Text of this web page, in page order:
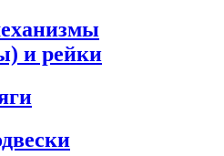
и рейки